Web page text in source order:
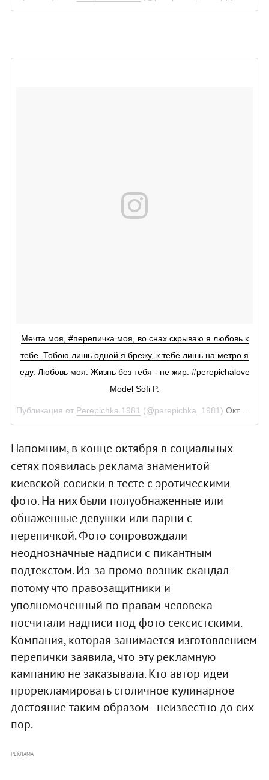
Мечта моя, #перепичка моя, во снах скрываю я любовь к
тебе. Тобою лишь одной я брежу, к тебе лишь на метро я
еду. Любовь моя. Жизнь без тебя - не жир. #perepichalove
Model Sofi P.
Публикация от Perepichka 1981 (@perepichka_1981) Окт 24, 2017 at 1:24 PDT
Напомним, в конце октября в социальных
сетях появилась реклама знаменитой
киевской сосиски в тесте с эротическими
фото. На них были полуобнаженные или
обнаженные девушки или парни с
перепичкой. Фото сопровождали
неоднозначные надписи с пикантным
подтекстом. Из-за промо возник скандал -
потому что правозащитники и
уполномоченный по правам человека
посчитали надписи под фото сексистскими.
Компания, которая занимается изготовлением
перепички заявила, что эту рекламную
кампанию не заказывала. Кто автор идеи
прорекламировать столичное кулинарное
достояние таким образом - неизвестно до сих
пор.
РЕКЛАМА